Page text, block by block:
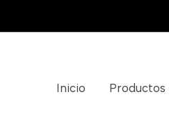
Inicio Productos